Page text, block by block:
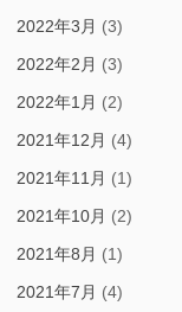
2022年3月 (3)
2022年2月 (3)
2022年1月 (2)
2021年12月 (4)
2021年11月 (1)
2021年10月 (2)
2021年8月 (1)
2021年7月 (4)